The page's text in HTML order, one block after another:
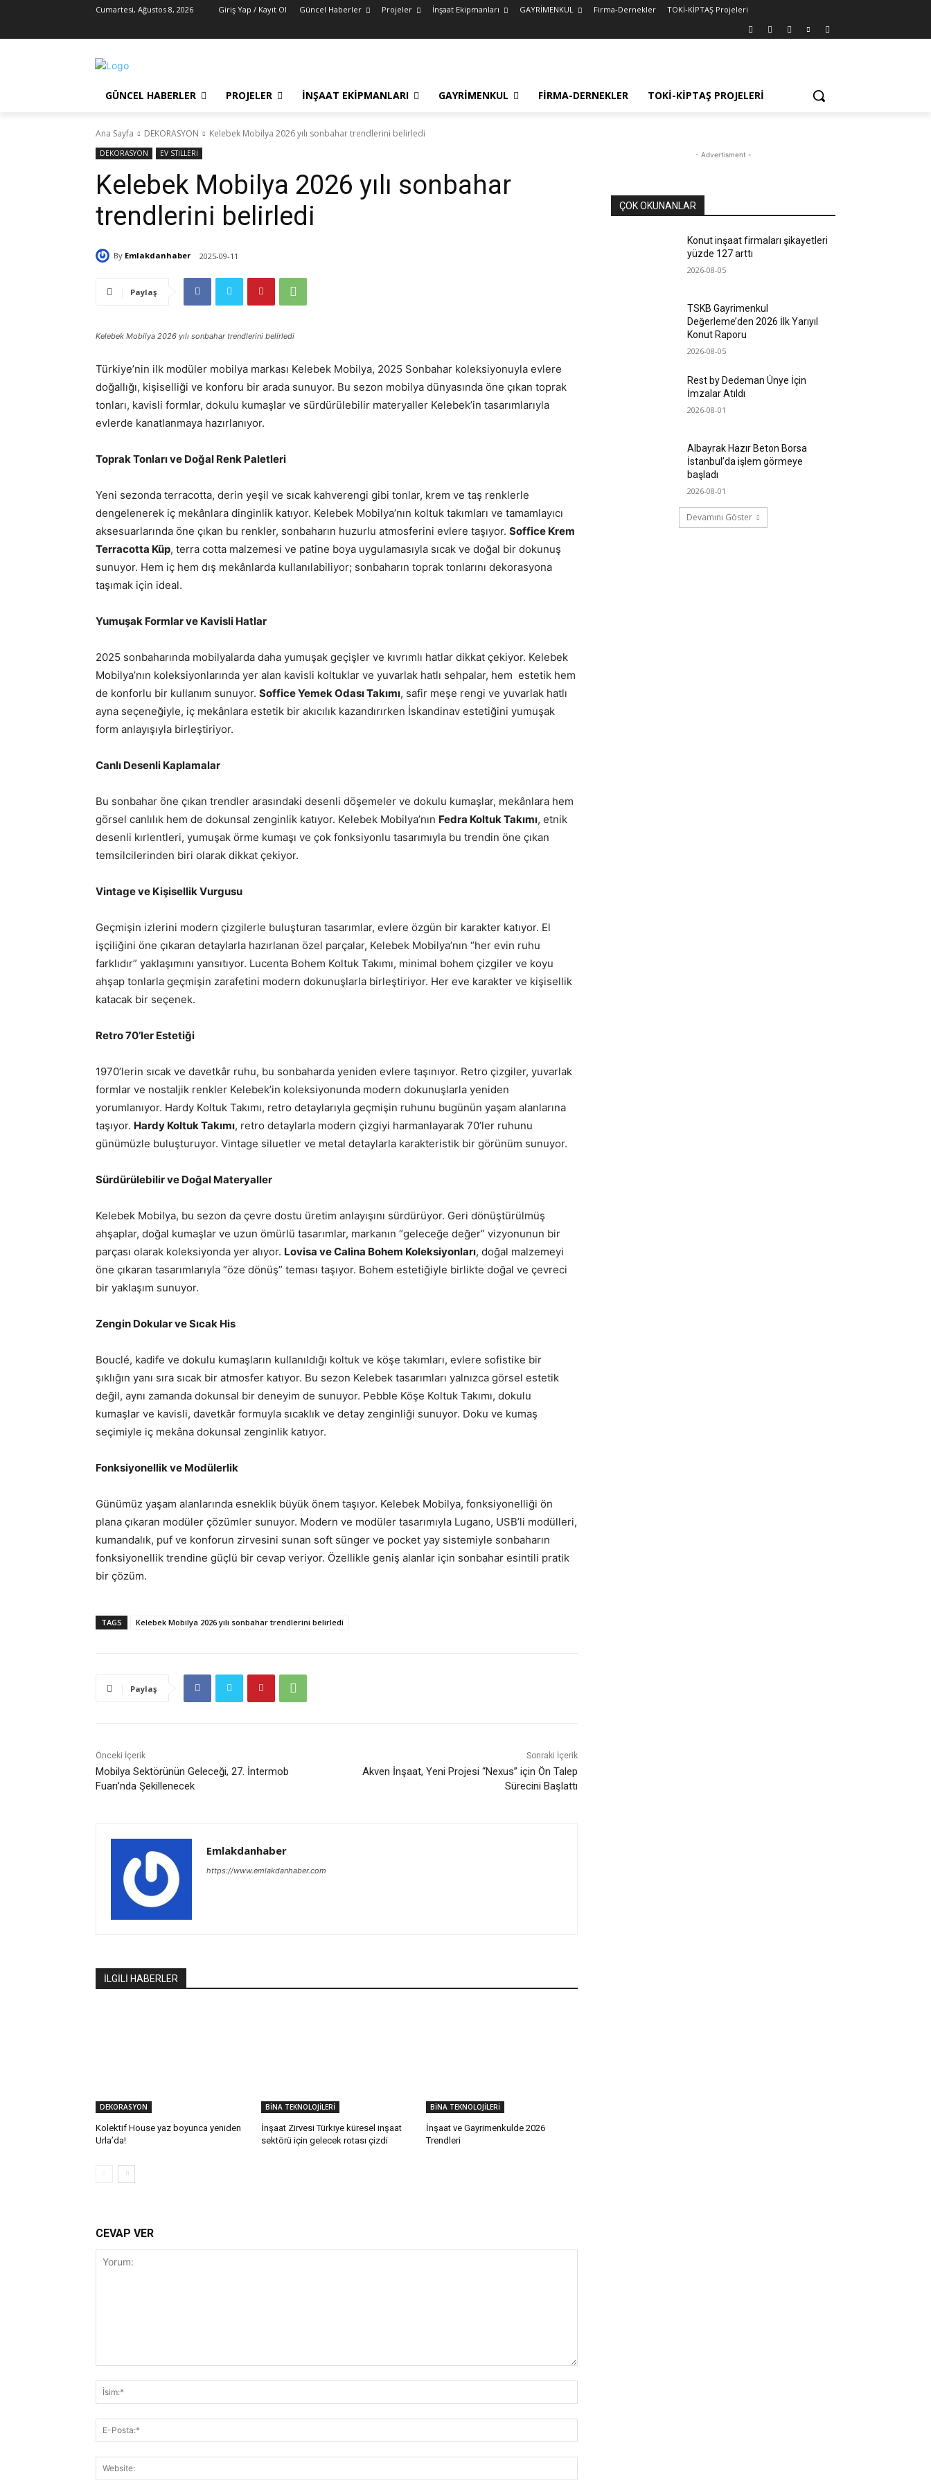
Cumartesi, Ağustos 8, 2026 Giriş Yap / Kayıt Ol Güncel Haberler Projeler İnşaat Ekipmanları GAYRİMENKUL Firma-Dernekler TOKİ-KİPTAŞ Projeleri
GÜNCEL HABERLER PROJELER İNŞAAT EKIPMANLARI GAYRİMENKUL FIRMA-DERNEKLER TOKİ-KİPTAŞ PROJELERI
Ana Sayfa DEKORASYON Kelebek Mobilya 2026 yılı sonbahar trendlerini belirledi
DEKORASYON EV STİLLERİ
Kelebek Mobilya 2026 yılı sonbahar
trendlerini belirledi
By Emlakdanhaber 2025-09-11
Paylaş
Kelebek Mobilya 2026 yılı sonbahar trendlerini belirledi
Türkiye’nin ilk modüler mobilya markası Kelebek Mobilya, 2025 Sonbahar koleksiyonuyla evlere
doğallığı, kişiselliği ve konforu bir arada sunuyor. Bu sezon mobilya dünyasında öne çıkan toprak
tonları, kavisli formlar, dokulu kumaşlar ve sürdürülebilir materyaller Kelebek’in tasarımlarıyla
evlerde kanatlanmaya hazırlanıyor.
Toprak Tonları ve Doğal Renk Paletleri
Yeni sezonda terracotta, derin yeşil ve sıcak kahverengi gibi tonlar, krem ve taş renklerle
dengelenerek iç mekânlara dinginlik katıyor. Kelebek Mobilya’nın koltuk takımları ve tamamlayıcı
aksesuarlarında öne çıkan bu renkler, sonbaharın huzurlu atmosferini evlere taşıyor. Soffice Krem
Terracotta Küp, terra cotta malzemesi ve patine boya uygulamasıyla sıcak ve doğal bir dokunuş
sunuyor. Hem iç hem dış mekânlarda kullanılabiliyor; sonbaharın toprak tonlarını dekorasyona
taşımak için ideal.
Yumuşak Formlar ve Kavisli Hatlar
2025 sonbaharında mobilyalarda daha yumuşak geçişler ve kıvrımlı hatlar dikkat çekiyor. Kelebek
Mobilya’nın koleksiyonlarında yer alan kavisli koltuklar ve yuvarlak hatlı sehpalar, hem estetik hem
de konforlu bir kullanım sunuyor. Soffice Yemek Odası Takımı, safir meşe rengi ve yuvarlak hatlı
ayna seçeneğiyle, iç mekânlara estetik bir akıcılık kazandırırken İskandinav estetiğini yumuşak
form anlayışıyla birleştiriyor.
Canlı Desenli Kaplamalar
Bu sonbahar öne çıkan trendler arasındaki desenli döşemeler ve dokulu kumaşlar, mekânlara hem
görsel canlılık hem de dokunsal zenginlik katıyor. Kelebek Mobilya’nın Fedra Koltuk Takımı, etnik
desenli kırlentleri, yumuşak örme kumaşı ve çok fonksiyonlu tasarımıyla bu trendin öne çıkan
temsilcilerinden biri olarak dikkat çekiyor.
Vintage ve Kişisellik Vurgusu
Geçmişin izlerini modern çizgilerle buluşturan tasarımlar, evlere özgün bir karakter katıyor. El
işçiliğini öne çıkaran detaylarla hazırlanan özel parçalar, Kelebek Mobilya’nın “her evin ruhu
farklıdır” yaklaşımını yansıtıyor. Lucenta Bohem Koltuk Takımı, minimal bohem çizgiler ve koyu
ahşap tonlarla geçmişin zarafetini modern dokunuşlarla birleştiriyor. Her eve karakter ve kişisellik
katacak bir seçenek.
Retro 70’ler Estetiği
1970’lerin sıcak ve davetkâr ruhu, bu sonbaharda yeniden evlere taşınıyor. Retro çizgiler, yuvarlak
formlar ve nostaljik renkler Kelebek’in koleksiyonunda modern dokunuşlarla yeniden
yorumlanıyor. Hardy Koltuk Takımı, retro detaylarıyla geçmişin ruhunu bugünün yaşam alanlarına
taşıyor. Hardy Koltuk Takımı, retro detaylarla modern çizgiyi harmanlayarak 70’ler ruhunu
günümüzle buluşturuyor. Vintage siluetler ve metal detaylarla karakteristik bir görünüm sunuyor.
Sürdürülebilir ve Doğal Materyaller
Kelebek Mobilya, bu sezon da çevre dostu üretim anlayışını sürdürüyor. Geri dönüştürülmüş
ahşaplar, doğal kumaşlar ve uzun ömürlü tasarımlar, markanın “geleceğe değer” vizyonunun bir
parçası olarak koleksiyonda yer alıyor. Lovisa ve Calina Bohem Koleksiyonları, doğal malzemeyi
öne çıkaran tasarımlarıyla “öze dönüş” teması taşıyor. Bohem estetiğiyle birlikte doğal ve çevreci
bir yaklaşım sunuyor.
Zengin Dokular ve Sıcak His
Bouclé, kadife ve dokulu kumaşların kullanıldığı koltuk ve köşe takımları, evlere sofistike bir
şıklığın yanı sıra sıcak bir atmosfer katıyor. Bu sezon Kelebek tasarımları yalnızca görsel estetik
değil, aynı zamanda dokunsal bir deneyim de sunuyor. Pebble Köşe Koltuk Takımı, dokulu
kumaşlar ve kavisli, davetkâr formuyla sıcaklık ve detay zenginliği sunuyor. Doku ve kumaş
seçimiyle iç mekâna dokunsal zenginlik katıyor.
Fonksiyonellik ve Modülerlik
Günümüz yaşam alanlarında esneklik büyük önem taşıyor. Kelebek Mobilya, fonksiyonelliği ön
plana çıkaran modüler çözümler sunuyor. Modern ve modüler tasarımıyla Lugano, USB’li modülleri,
kumandalık, puf ve konforun zirvesini sunan soft sünger ve pocket yay sistemiyle sonbaharın
fonksiyonellik trendine güçlü bir cevap veriyor. Özellikle geniş alanlar için sonbahar esintili pratik
bir çözüm.
TAGS Kelebek Mobilya 2026 yılı sonbahar trendlerini belirledi
Paylaş
Önceki İçerik
Mobilya Sektörünün Geleceği, 27. İntermob
Fuarı’nda Şekillenecek
Sonraki İçerik
Akven İnşaat, Yeni Projesi “Nexus” için Ön Talep
Sürecini Başlattı
Emlakdanhaber
https://www.emlakdanhaber.com
İLGİLİ HABERLER
DEKORASYON
Kolektif House yaz boyunca yeniden
Urla’da!
BİNA TEKNOLOJİLERİ
İnşaat Zirvesi Türkiye küresel inşaat
sektörü için gelecek rotası çizdi
BİNA TEKNOLOJİLERİ
İnşaat ve Gayrimenkulde 2026
Trendleri
CEVAP VER
Posta:*
- Advertisment -
ÇOK OKUNANLAR
Konut inşaat firmaları şikayetleri
yüzde 127 arttı
2026-08-05
TSKB Gayrimenkul
Değerleme’den 2026 İlk Yarıyıl
Konut Raporu
2026-08-05
Rest by Dedeman Ünye İçin
İmzalar Atıldı
2026-08-01
Albayrak Hazır Beton Borsa
İstanbul’da işlem görmeye
başladı
2026-08-01
Devamını Göster